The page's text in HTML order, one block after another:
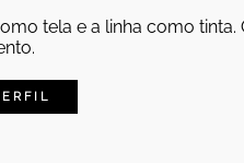
tela e a linha como